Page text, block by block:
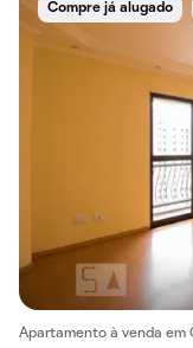
Compre já alugado
Apartamento à venda em